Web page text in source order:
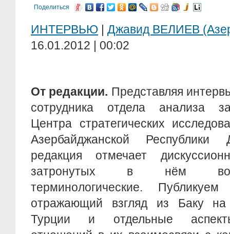
Поделиться
ИНТЕРВЬЮ | Джавид ВЕЛИЕВ
16.01.2012 | 00:02
От редакции. Представляя
сотрудника отдела анализа
Центра стратегических
Азербайджанской
редакция отмечает
затронутых в нём
терминологические.
отражающий взгляд из Баку на
Турции и отдельные